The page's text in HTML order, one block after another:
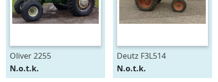
Oliver 2255
N.o.t.k.
Deutz F3L514
N.o.t.k.